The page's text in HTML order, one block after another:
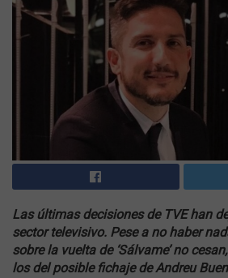
Las últimas decisiones de TVE han
sector televisivo. Pese a no haber
sobre la vuelta de ‘Sálvame’ no
los del posible fichaje de Andreu